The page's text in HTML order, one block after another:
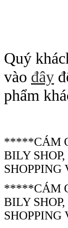
Quý
vào đây
phẩm
*****CÁM
BILY
*****CÁM
BILY